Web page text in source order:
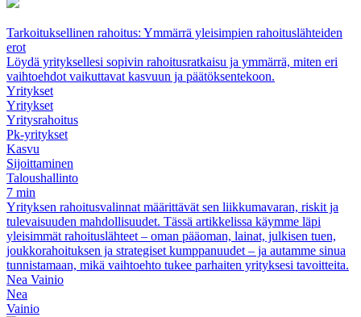
Tarkoituksellinen rahoitus: Ymmärrä yleisimpien rahoituslähteiden
erot
Löydä yrityksellesi sopivin rahoitusratkaisu ja ymmärrä, miten eri
vaihtoehdot vaikuttavat kasvuun ja päätöksentekoon.
Yritykset
Yritykset
Yritysrahoitus
Pk-yritykset
Kasvu
Sijoittaminen
Taloushallinto
7 min
Yrityksen rahoitusvalinnat määrittävät sen liikkumavaran, riskit ja
tulevaisuuden mahdollisuudet. Tässä artikkelissa käymme läpi
yleisimmät rahoituslähteet – oman pääoman, lainat, julkisen tuen,
joukkorahoituksen ja strategiset kumppanuudet – ja autamme sinua
tunnistamaan, mikä vaihtoehto tukee parhaiten yrityksesi tavoitteita.
Nea Vainio
Nea
Vainio